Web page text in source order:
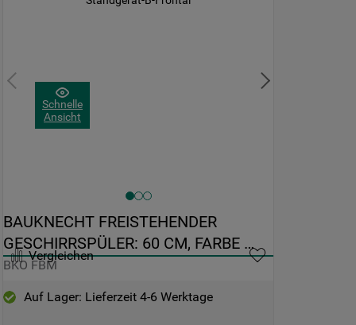
Schnelle
Ansicht
Vergleichen
BAUKNECHT FREISTEHENDER
GESCHIRRSPÜLER: 60 CM, FARBE
EDELSTAHL - BKO FBM
BKO FBM
Auf Lager: Lieferzeit 4-6 Werktage